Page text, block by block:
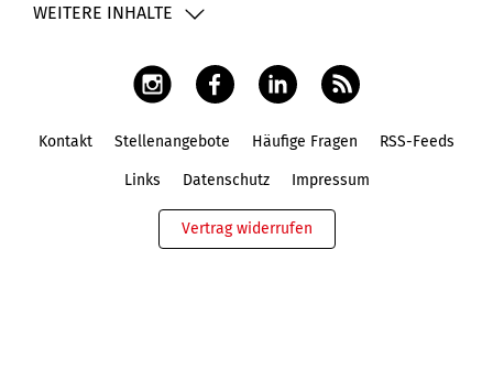
WEITERE INHALTE
Kontakt Stellenangebote Häufige Fragen RSS-Feeds
Links Datenschutz Impressum
Vertrag widerrufen